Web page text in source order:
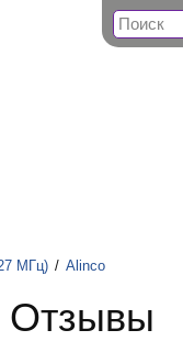
МГц) / Alinco
Отзывы